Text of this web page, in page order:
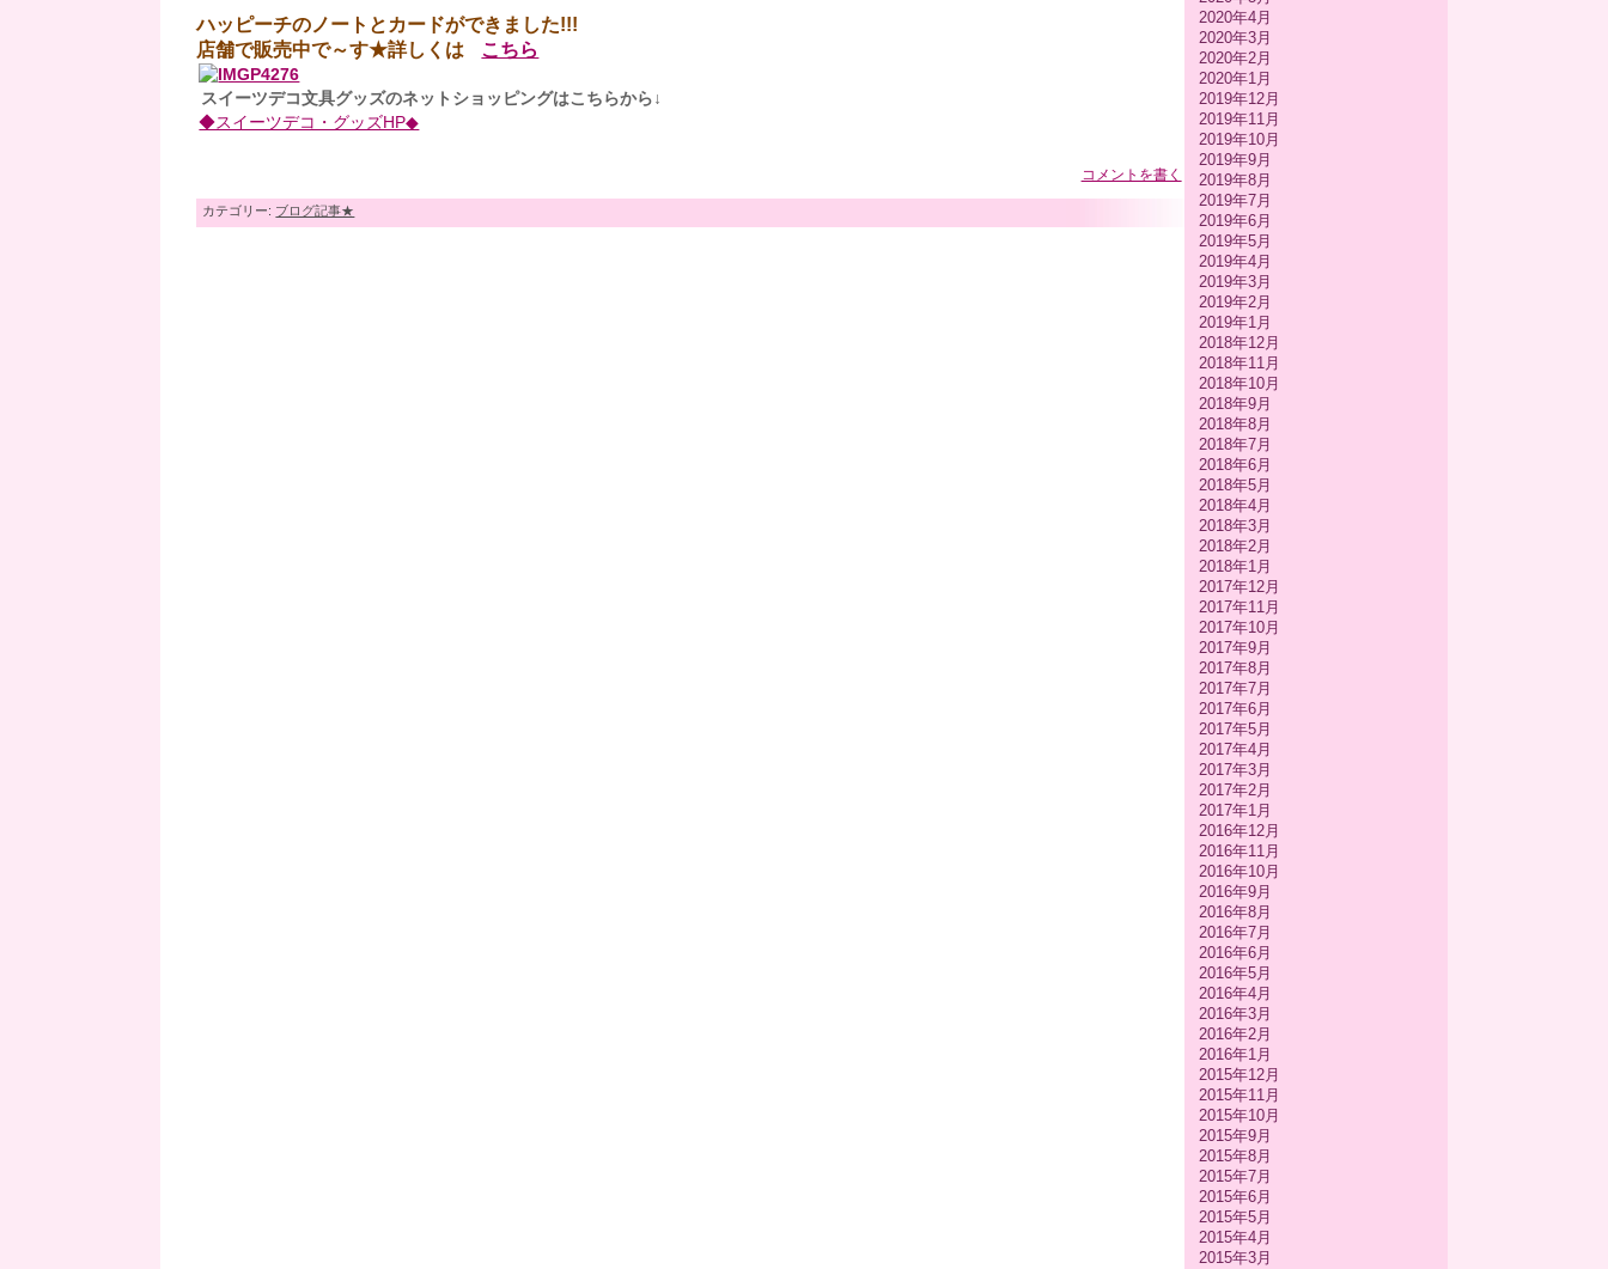
2020年4月
2020年3月
2020年2月
2020年1月
2019年12月
2019年11月
2019年10月
2019年9月
2019年8月
2019年7月
2019年6月
2019年5月
2019年4月
2019年3月
2019年2月
2019年1月
2018年12月
2018年11月
2018年10月
2018年9月
2018年8月
2018年7月
2018年6月
2018年5月
2018年4月
2018年3月
2018年2月
2018年1月
2017年12月
2017年11月
2017年10月
2017年9月
2017年8月
2017年7月
2017年6月
2017年5月
2017年4月
2017年3月
2017年2月
2017年1月
2016年12月
2016年11月
2016年10月
2016年9月
2016年8月
2016年7月
2016年6月
2016年5月
2016年4月
2016年3月
2016年2月
2016年1月
2015年12月
2015年11月
2015年10月
2015年9月
2015年8月
2015年7月
2015年6月
2015年5月
2015年4月
2015年3月
ハッピーチのノートとカードができました!!!
店舗で販売中で～す★詳しくは
こちら
スイーツデコ文具グッズのネットショッピングはこちらから↓
◆スイーツデコ・グッズHP◆
コメントを書く
カテゴリー: ブログ記事★